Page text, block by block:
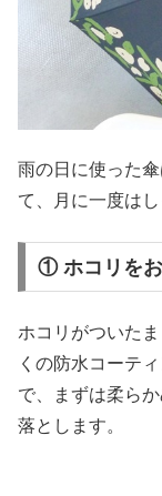
雨の日に使った
て、月に一度は
① ホコリを
ホコリがついた
くの防水コーテ
で、まずは柔ら
落とします。